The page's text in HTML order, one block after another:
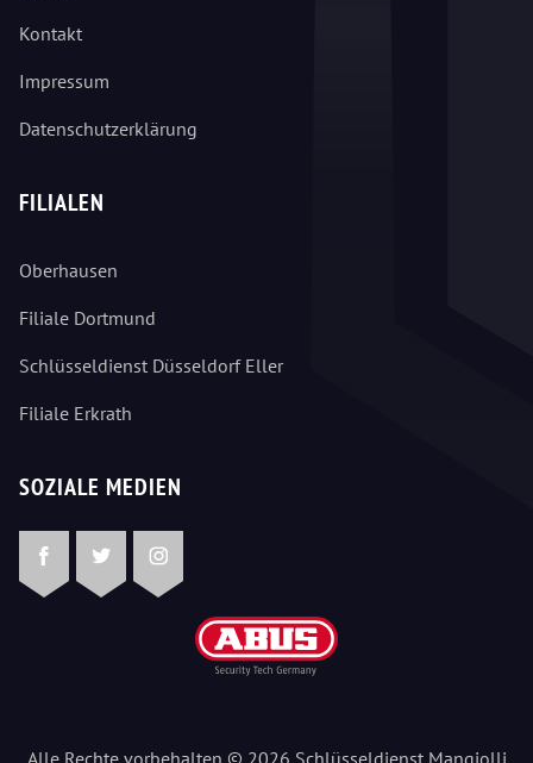
Kontakt
Impressum
Datenschutzerklärung
FILIALEN
Oberhausen
Filiale Dortmund
Schlüsseldienst Düsseldorf Eller
Filiale Erkrath
SOZIALE MEDIEN
FacebookTwitterInstagram
Alle Rechte vorbehalten © 2026 Schlüsseldienst Mangjolli